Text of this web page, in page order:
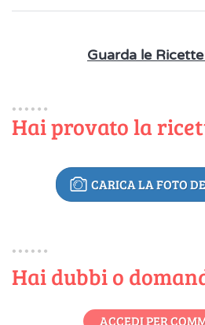
Guarda le
Hai provato la
CARICA LA FOTO
Hai dubbi o
ACCEDI PER